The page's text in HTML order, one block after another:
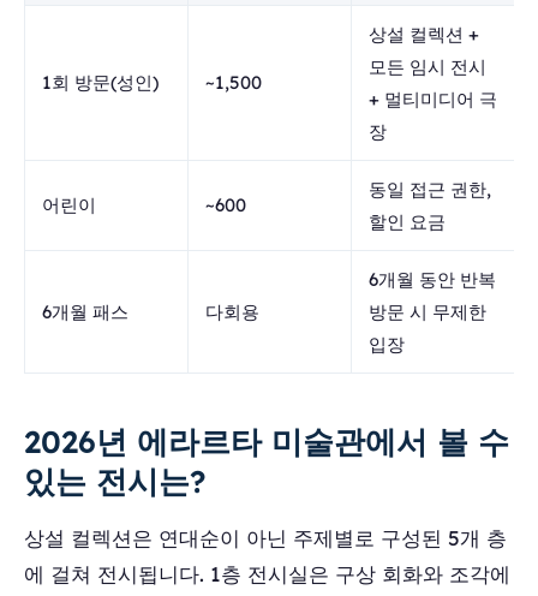
1회 방문(성인) ~1,500
상설 컬렉션 +
모든 임시 전시
+ 멀티미디어 극
장
어린이 ~600
동일 접근 권한,
할인 요금
6개월 패스 다회용
6개월 동안 반복
방문 시 무제한
입장
2026년 에라르타 미술관에서 볼 수
있는 전시는?
상설 컬렉션은 연대순이 아닌 주제별로 구성된 5개 층
에 걸쳐 전시됩니다. 1층 전시실은 구상 회화와 조각에